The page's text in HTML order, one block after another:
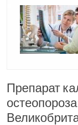
Препарат